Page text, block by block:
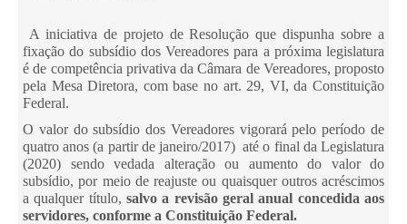
A iniciativa de projeto de Resolução que dispunha sobre a
fixação do subsídio dos Vereadores para a próxima legislatura
é de competência privativa da Câmara de Vereadores, proposto
pela Mesa Diretora, com base no art. 29, VI, da Constituição
Federal.
O valor do subsídio dos Vereadores vigorará pelo período de
quatro anos (a partir de janeiro/2017) até o final da Legislatura
(2020) sendo vedada alteração ou aumento do valor do
subsídio, por meio de reajuste ou quaisquer outros acréscimos
a qualquer título, salvo a revisão geral anual concedida aos
servidores, conforme a Constituição Federal.